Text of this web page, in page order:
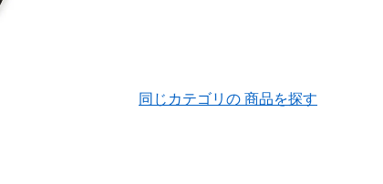
同じカテゴリの 商品を探す